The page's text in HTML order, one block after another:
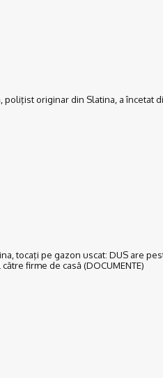
poliţist originar din Slatina, a încetat
tocaţi pe gazon uscat: DUS are
firme de casă (DOCUMENTE)